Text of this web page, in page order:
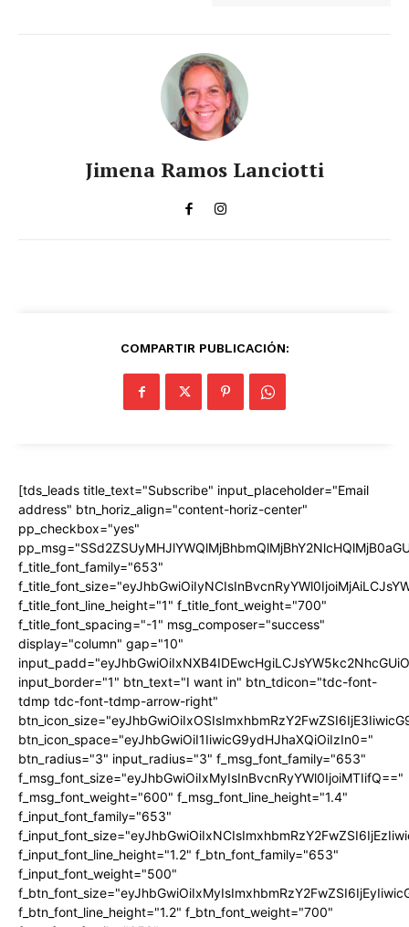
Jimena Ramos Lanciotti
COMPARTIR PUBLICACIÓN:
[tds_leads title_text="Subscribe" input_placeholder="Email
address" btn_horiz_align="content-horiz-center"
pp_checkbox="yes"
f_title_font_family="653"
f_title_font_line_height="1" f_title_font_weight="700"
f_title_font_spacing="-1" msg_composer="success"
display="column" gap="10"
input_border="1" btn_text="I want in" btn_tdicon="tdc-font-
tdmp tdc-font-tdmp-arrow-right"
btn_icon_space="eyJhbGwiOiI1IiwicG9ydHJhaXQiOiIzIn0="
btn_radius="3" input_radius="3" f_msg_font_family="653"
f_msg_font_size="eyJhbGwiOiIxMyIsInBvcnRyYWl0IjoiMTIifQ=="
f_msg_font_weight="600" f_msg_font_line_height="1.4"
f_input_font_family="653"
f_input_font_line_height="1.2" f_btn_font_family="653"
f_input_font_weight="500"
f_btn_font_line_height="1.2" f_btn_font_weight="700"